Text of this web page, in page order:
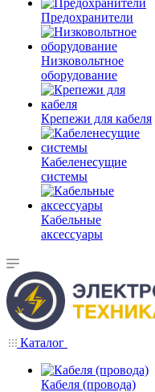
Предохранители
Низковольтное
оборудование
Крепежи для кабеля
Кабеленесущие
системы
Кабельные
аксессуары
Каталог
Кабеля (провода)